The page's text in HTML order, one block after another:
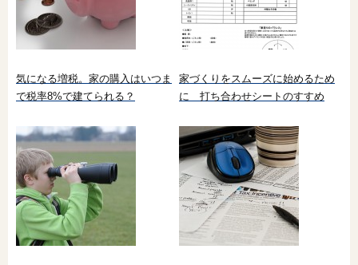
気になる増税。家の購入はいつま
で税率8%で建てられる？
家づくりをスムーズに始めるため
に 打ち合わせシートのすすめ